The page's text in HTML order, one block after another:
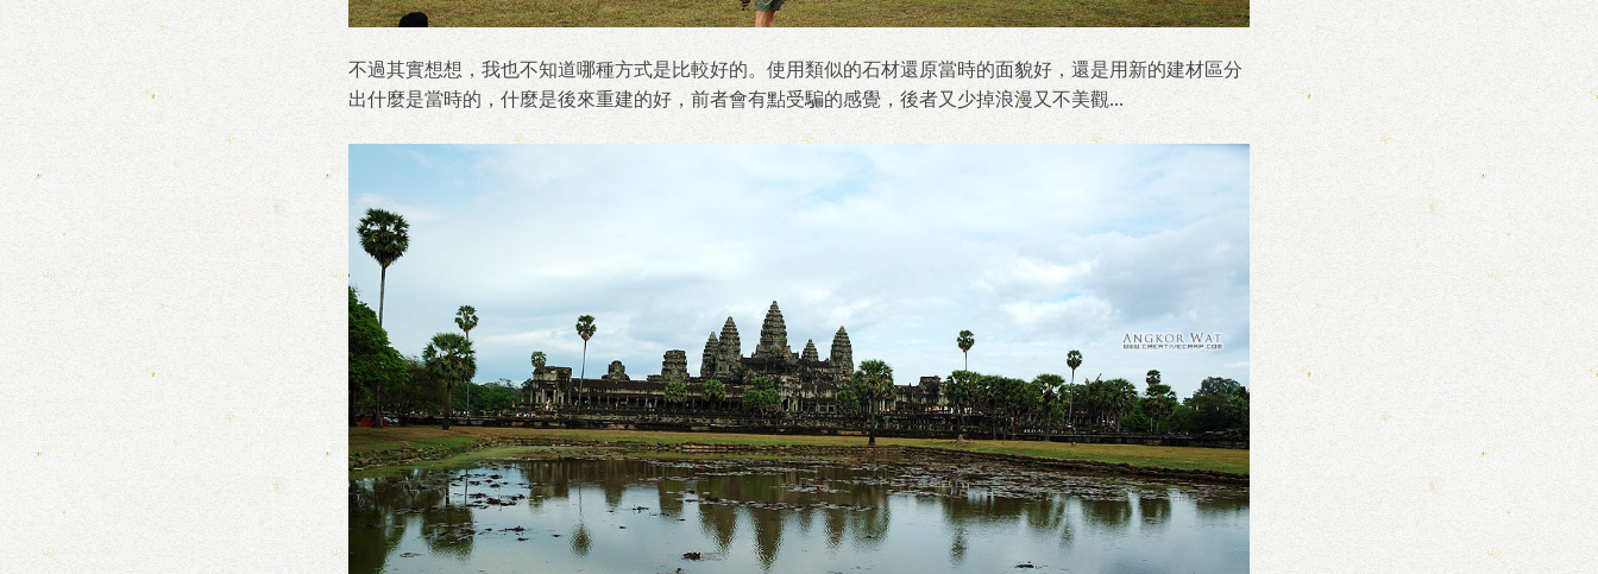
不過其實想想，我也不知道哪種方式是比較好的。使用類似的石材還原當時的面貌好，還是用新的建材區分
出什麼是當時的，什麼是後來重建的好，前者會有點受騙的感覺，後者又少掉浪漫又不美觀...